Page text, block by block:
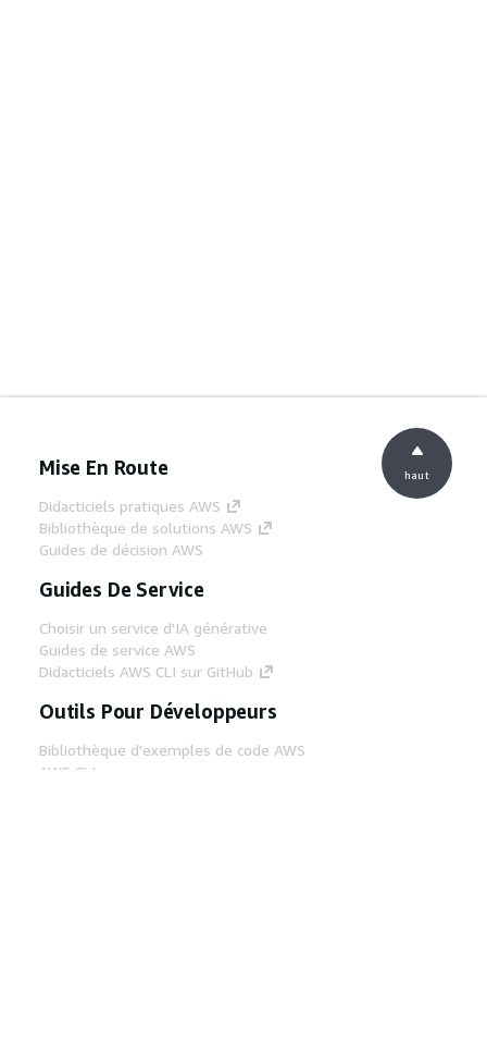
Mise En Route
Didacticiels pratiques AWS
Bibliothèque de solutions AWS
Guides de décision AWS
Guides De Service
Choisir un service d'IA générative
Guides de service AWS
Didacticiels AWS CLI sur GitHub
Outils Pour Développeurs
Bibliothèque d'exemples de code AWS
AWS CLI
haut